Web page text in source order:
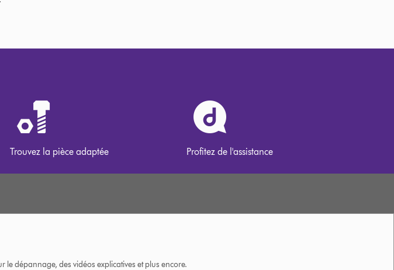
Trouvez la pièce adaptée Profitez de l'assistance
le dépannage, des vidéos explicatives et plus encore.